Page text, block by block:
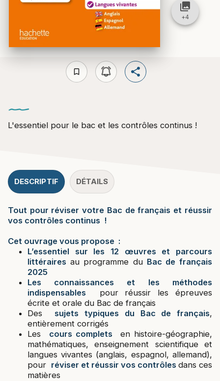
bookmark_border
L'essentiel pour le bac et les contrôles continus !
collections
+4
DESCRIPTIF DÉTAILS
Tout pour réviser votre Bac de français et réussir
vos contrôles continus !
Cet ouvrage vous propose :
L’essentiel sur les 12 œuvres et parcours
littéraires au programme du Bac de français
2025
Les connaissances et les méthodes
indispensables pour réussir les épreuves
écrite et orale du Bac de français
Des sujets typiques du Bac de français,
entièrement corrigés
Les cours complets en histoire-géographie,
mathématiques, enseignement scientifique et
langues vivantes (anglais, espagnol, allemand),
pour réviser et réussir vos contrôles dans ces
matières